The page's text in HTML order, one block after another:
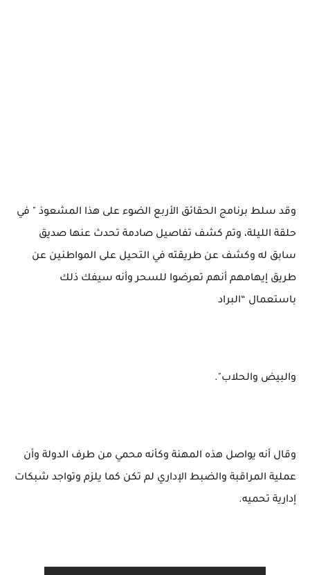
وقد سلط برنامج الحقائق الأربع الضوء على هذا المشعوذ " في
حلقة الليلة، وتم كشف تفاصيل صادمة تحدث عنها صديق
سابق له وكشف عن طريقته في التحيل على المواطنين عن
طريق إيهامهم أنهم تعرضوا للسحر وأنه سيفك ذلك
باستعمال “البراد
والبيض والحلاب".
وقال أنه يواصل هذه المهنة وكأنه محمي من طرف الدولة وأن
عملية المراقبة والضبط الإداري لم تكن كما يلزم وتواجد شبكات
إدارية تحميه.